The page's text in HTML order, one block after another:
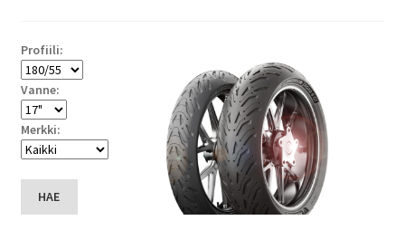
Profiili:
Vanne:
Merkki:
HAE